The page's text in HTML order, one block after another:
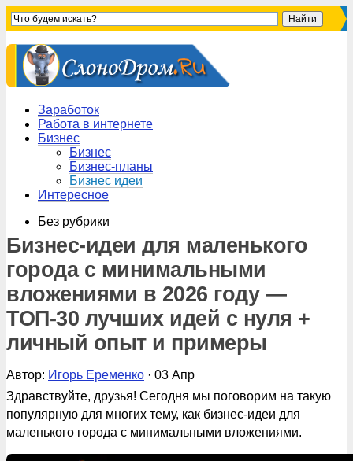
Заработок
Работа в интернете
Бизнес
Бизнес
Бизнес-планы
Бизнес идеи
Интересное
Без рубрики
Бизнес-идеи для маленького
города с минимальными
вложениями в 2026 году —
ТОП-30 лучших идей с нуля +
личный опыт и примеры
Автор: Игорь Еременко · 03 Апр
Здравствуйте, друзья! Сегодня мы поговорим на такую
популярную для многих тему, как бизнес-идеи для
маленького города с минимальными вложениями.